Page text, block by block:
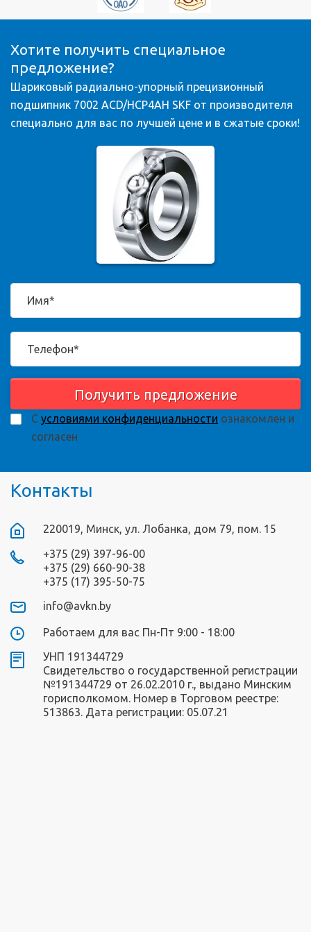
Хотите получить специальное
предложение?
Шариковый радиально-упорный прецизионный
подшипник 7002 ACD/HCP4AH SKF от производителя
специально для вас по лучшей цене и в сжатые сроки!
Получить предложение
С условиями конфиденциальности ознакомлен и
согласен
Контакты
220019, Минск, ул. Лобанка, дом 79, пом. 15
+375 (29) 397-96-00
+375 (29) 660-90-38
+375 (17) 395-50-75
info@avkn.by
Работаем для вас Пн-Пт 9:00 - 18:00
УНП 191344729
Свидетельство о государственной регистрации
№191344729 от 26.02.2010 г., выдано Минским
горисполкомом. Номер в Торговом реестре:
513863. Дата регистрации: 05.07.21